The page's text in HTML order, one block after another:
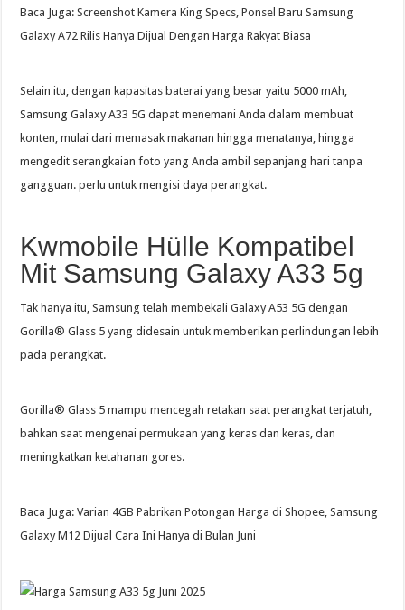
Baca Juga: Screenshot Kamera King Specs, Ponsel Baru Samsung
Galaxy A72 Rilis Hanya Dijual Dengan Harga Rakyat Biasa
Selain itu, dengan kapasitas baterai yang besar yaitu 5000 mAh,
Samsung Galaxy A33 5G dapat menemani Anda dalam membuat
konten, mulai dari memasak makanan hingga menatanya, hingga
mengedit serangkaian foto yang Anda ambil sepanjang hari tanpa
gangguan. perlu untuk mengisi daya perangkat.
Kwmobile Hülle Kompatibel
Mit Samsung Galaxy A33 5g
Tak hanya itu, Samsung telah membekali Galaxy A53 5G dengan
Gorilla® Glass 5 yang didesain untuk memberikan perlindungan lebih
pada perangkat.
Gorilla® Glass 5 mampu mencegah retakan saat perangkat terjatuh,
bahkan saat mengenai permukaan yang keras dan keras, dan
meningkatkan ketahanan gores.
Baca Juga: Varian 4GB Pabrikan Potongan Harga di Shopee, Samsung
Galaxy M12 Dijual Cara Ini Hanya di Bulan Juni